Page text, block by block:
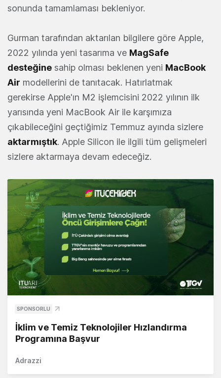
sonunda tamamlaması bekleniyor.
Gurman tarafından aktarılan bilgilere göre Apple,
2022 yılında yeni tasarıma ve MagSafe
desteğine sahip olması beklenen yeni MacBook
Air modellerini de tanıtacak. Hatırlatmak
gerekirse Apple'ın M2 işlemcisini 2022 yılının ilk
yarısında yeni MacBook Air ile karşımıza
çıkabileceğini geçtiğimiz Temmuz ayında sizlere
aktarmıştık. Apple Silicon ile ilgili tüm gelişmeleri
sizlere aktarmaya devam edeceğiz.
SPONSORLU
İklim ve Temiz Teknolojiler Hızlandırma
Programına Başvur
Adrazzi